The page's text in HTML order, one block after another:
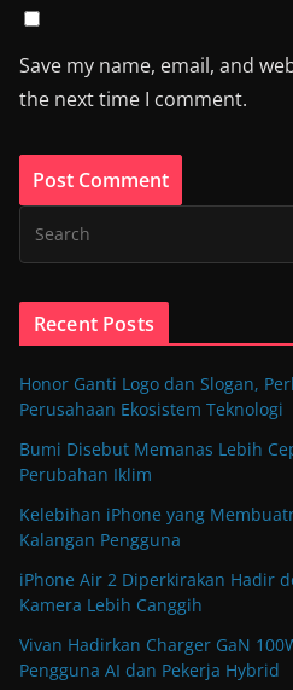
Save my name, email, and
the next time I comment.
Recent Posts
Honor Ganti Logo dan Slogan,
Perusahaan Ekosistem Teknologi
Bumi Disebut Memanas Lebih
Perubahan Iklim
Kelebihan iPhone yang
Kalangan Pengguna
iPhone Air 2 Diperkirakan Hadir
Kamera Lebih Canggih
Vivan Hadirkan Charger GaN
Pengguna AI dan Pekerja Hybrid